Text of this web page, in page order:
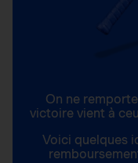
On ne
victoire vient à
Voici quelques